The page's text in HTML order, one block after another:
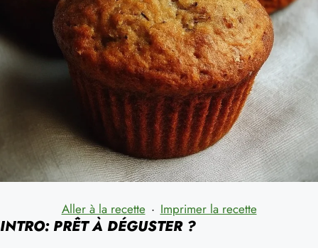
Aller à la recette · Imprimer la recette
INTRO: PRÊT À DÉGUSTER ?